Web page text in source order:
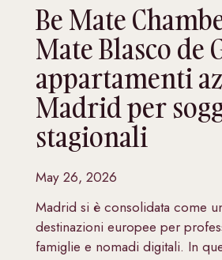
Be Mate
Mate Blasco de
appartamenti
Madrid per
stagionali
May 26, 2026
Madrid si è consolidata come
destinazioni europee per
famiglie e nomadi digitali. In